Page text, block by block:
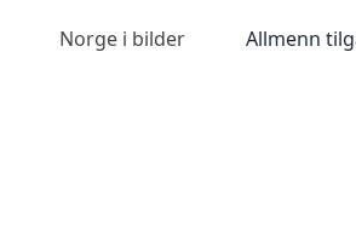
Norge i bilder Allmenn